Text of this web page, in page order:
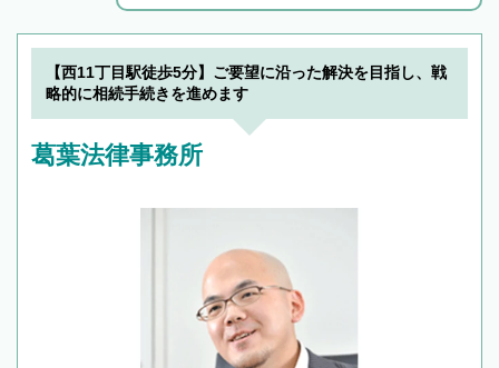
解決のみならず相続をトータルで任せることが
できます。また、相続は感情がからむ分野なの
でフィーリングも重要です。実際に電話や面談
で複数の弁護士と会話をしてウマが合う方に依
【西11丁目駅徒歩5分】ご要望に沿った解決を目指し、戦
略的に相続手続きを進めます
葛葉法律事務所